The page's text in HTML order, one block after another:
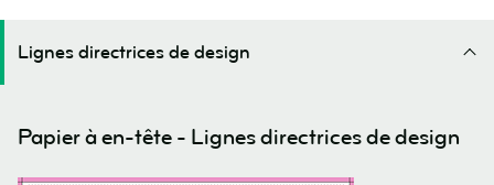
Lignes directrices de design
Papier à en-tête - Lignes directrices de design